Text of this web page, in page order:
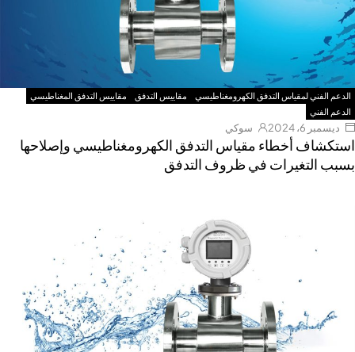
الدعم الفني لمقياس التدفق الكهرومغناطيسي مقاييس التدفق
مقاييس التدفق المغناطيسي
الدعم الفني
ديسمبر 6، 2024 سوكي
أخطاء مقياس التدفق الكهرومغناطيسي وإصلاحها
التغيرات في ظروف التدفق